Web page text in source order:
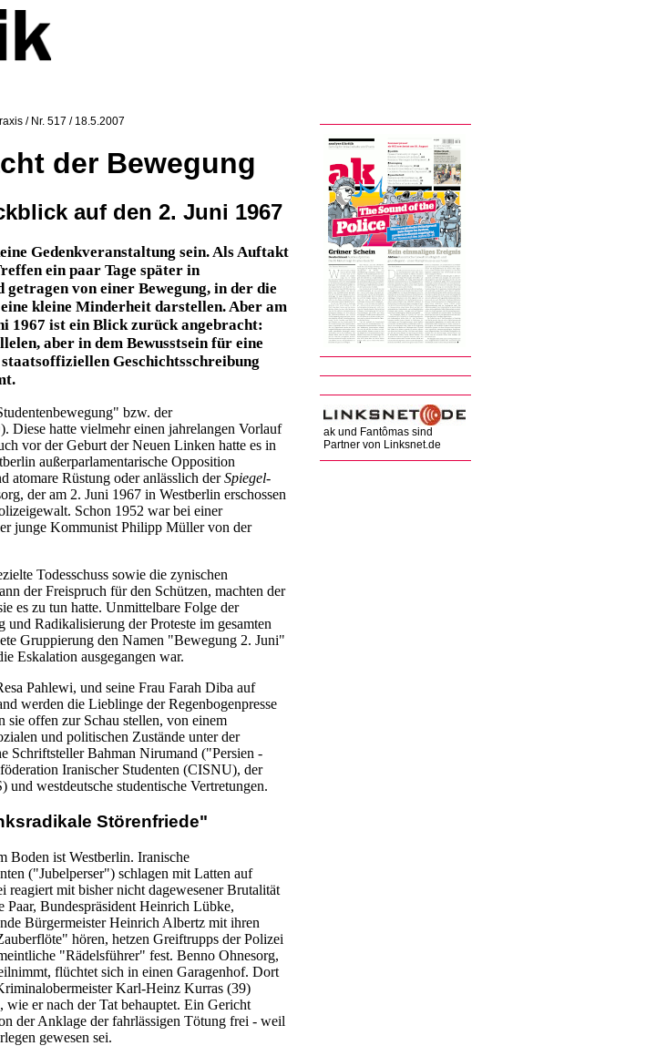
ak und Fantômas sind
Partner von Linksnet.de
/ Nr. 517 / 18.5.2007
der Bewegung
auf den 2. Juni 1967
Gedenkveranstaltung sein. Als Auftakt
ein paar Tage später in
von einer Bewegung, in der die
kleine Minderheit darstellen. Aber am
1967 ist ein Blick zurück angebracht:
aber in dem Bewusstsein für eine
Geschichtsschreibung
bzw. der
Diese hatte vielmehr einen jahrelangen Vorlauf
vor der Geburt der Neuen Linken hatte es in
außerparlamentarische Opposition
atomare Rüstung oder anlässlich derSpiegel-
der am 2. Juni 1967 in Westberlin erschossen
Schon 1952 war bei einer
junge Kommunist Philipp Müller von der
Todesschuss sowie die zynischen
der Freispruch für den Schützen, machten der
es zu tun hatte. Unmittelbare Folge der
Radikalisierung der Proteste im gesamten
Gruppierung den Namen "Bewegung 2. Juni"
Eskalation ausgegangen war.
Pahlewi, und seine Frau Farah Diba auf
werden die Lieblinge der Regenbogenpresse
sie offen zur Schau stellen, von einem
und politischen Zustände unter der
Schriftsteller Bahman Nirumand ("Persien -
Iranischer Studenten (CISNU), der
und westdeutsche studentische Vertretungen.
Störenfriede"
Boden ist Westberlin. Iranische
("Jubelperser") schlagen mit Latten auf
reagiert mit bisher nicht dagewesener Brutalität
Bundespräsident Heinrich Lübke,
Bürgermeister Heinrich Albertz mit ihren
hören, hetzen Greiftrupps der Polizei
"Rädelsführer" fest. Benno Ohnesorg,
flüchtet sich in einen Garagenhof. Dort
Karl-Heinz Kurras (39)
er nach der Tat behauptet. Ein Gericht
der Anklage der fahrlässigen Tötung frei - weil
gewesen sei.